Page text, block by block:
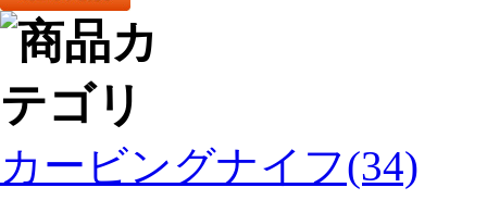
カービングナイフ(34)